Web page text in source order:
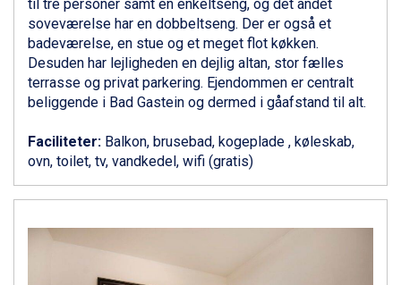
Ponte di Legno fra DKK 4.745
Bad Gastein fra DKK 4.195
Alleghe fra DKK 5.595
Arabba fra DKK 7.045
Sauze dOulx fra DKK 4.045
Val Thorens fra DKK 5.395
Cervinia fra DKK 5.295
Saalbach fra DKK 5.945
Bad Hofgastein fra DKK 5.495
Champoluc fra DKK 3.795
Sestriere fra DKK 4.395
til tre personer samt en enkeltseng, og det andet
soveværelse har en dobbeltseng. Der er også et
badeværelse, en stue og et meget flot køkken.
Desuden har lejligheden en dejlig altan, stor fælles
terrasse og privat parkering. Ejendommen er centralt
beliggende i Bad Gastein og dermed i gåafstand til alt.
Faciliteter: Balkon, brusebad, kogeplade , køleskab,
ovn, toilet, tv, vandkedel, wifi (gratis)